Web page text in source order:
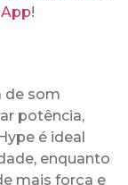
!
de som
potência,
é ideal
enquanto
mais força e